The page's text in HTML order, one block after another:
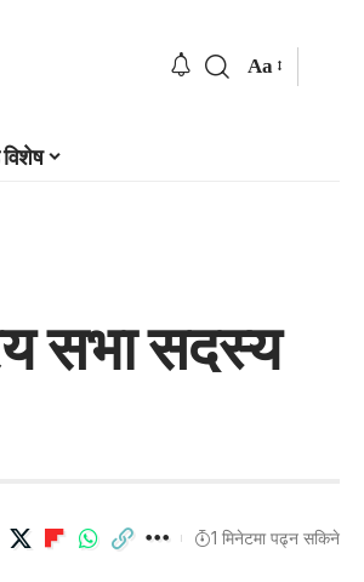
Aa
विशेष
सभा सदस्य
1 मिनेटमा पढ्न सकिने